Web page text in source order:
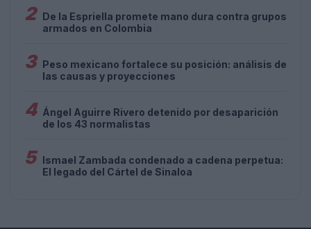
2 De la Espriella promete mano dura contra grupos
armados en Colombia
3 Peso mexicano fortalece su posición: análisis de
las causas y proyecciones
4 Ángel Aguirre Rivero detenido por desaparición
de los 43 normalistas
5 Ismael Zambada condenado a cadena perpetua:
El legado del Cártel de Sinaloa